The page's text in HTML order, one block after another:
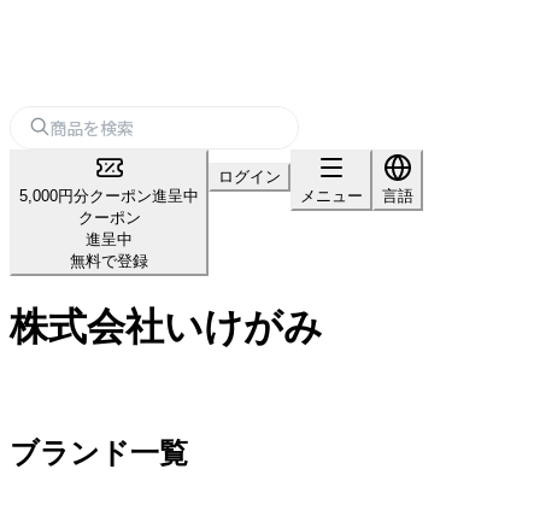
5,000円分クーポン進呈中
クーポン
進呈中
無料で登録
ログイン
メニュー
言語
株式会社いけがみ
ブランド一覧